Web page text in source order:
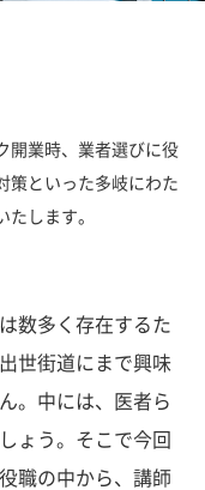
開業時、業者選びに役
策といった多岐にわた
たします。
数多く存在するた
世街道にまで興味
。中には、医者ら
ょう。そこで今回
職の中から、講師